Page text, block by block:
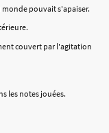
monde pouvait s'apaiser.
couvert par l'agitation
les notes jouées.